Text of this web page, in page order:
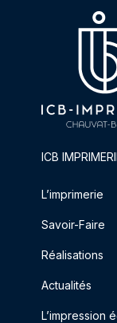
ICB
L’imprimerie
Savoir-Faire
Réalisations
Actualités
L’impression